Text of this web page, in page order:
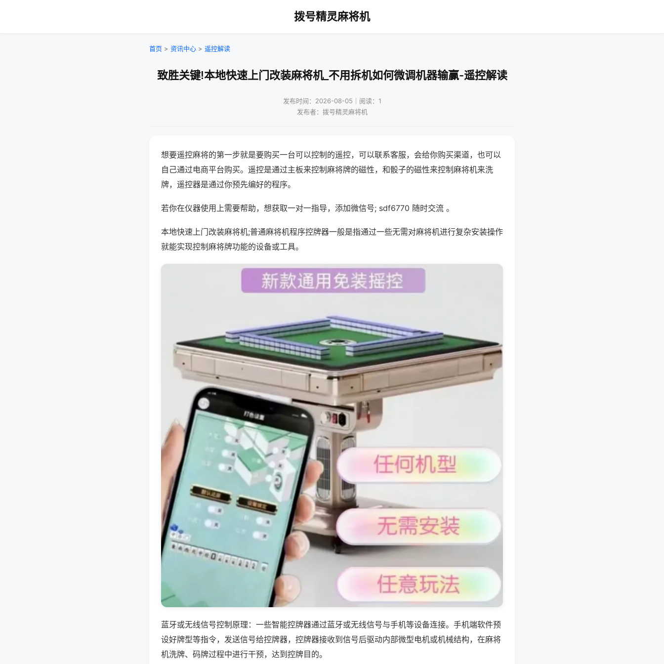
拨号精灵麻将机
首页 > 资讯中心 > 遥控解读
致胜关键!本地快速上门改装麻将机_不用拆机如何微调机器输赢-遥控解读
发布时间：2026-08-05｜阅读：1
发布者：拨号精灵麻将机
想要遥控麻将的第一步就是要购买一台可以控制的遥控，可以联系客服，会给你购买渠道，也可以
自己通过电商平台购买。遥控是通过主板来控制麻将牌的磁性，和骰子的磁性来控制麻将机来洗
牌，遥控器是通过你预先编好的程序。
若你在仪器使用上需要帮助，想获取一对一指导，添加微信号; sdf6770 随时交流 。
本地快速上门改装麻将机;普通麻将机程序控牌器一般是指通过一些无需对麻将机进行复杂安装操作
就能实现控制麻将牌功能的设备或工具。
蓝牙或无线信号控制原理：一些智能控牌器通过蓝牙或无线信号与手机等设备连接。手机端软件预
设好牌型等指令，发送信号给控牌器，控牌器接收到信号后驱动内部微型电机或机械结构，在麻将
机洗牌、码牌过程中进行干预，达到控牌目的。